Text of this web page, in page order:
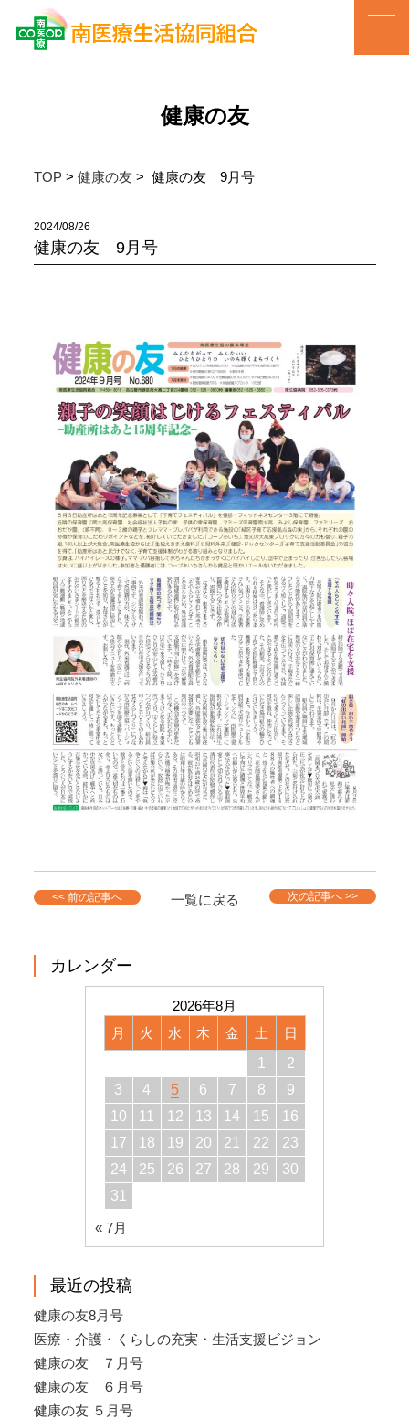
健康の友
TOP> 健康の友 > 健康の友 9月号
2024/08/26
健康の友 9月号
<< 前の記事へ 一覧に戻る 次の記事へ >>
カレンダー
2026年8月
月
火 水 木 金 土
日
1
2
3
4 5 6 7 8
9
10
11 12 13 14 15
16
17
18 19 20 21 22
23
24
25 26 27 28 29
30
31
« 7月
最近の投稿
健康の友8月号
医療・介護・くらしの充実・生活支援ビジョン
健康の友 ７月号
健康の友 ６月号
健康の友 ５月号